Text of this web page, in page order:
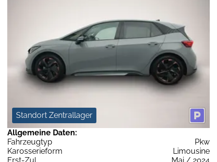
Standort Zentrallager
Allgemeine Daten:
Fahrzeugtyp
Pkw
Karosserieform
Limousine
Erst-Zul.
Mai / 2024